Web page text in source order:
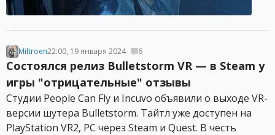
Miltroen22:00, 19 января 2024 6
Состоялся релиз Bulletstorm VR — в Steam у
игры "отрицательные" отзывы
Студии People Can Fly и Incuvo объявили о выходе VR-
версии шутера Bulletstorm. Тайтл уже доступен на
PlayStation VR2, PC через Steam и Quest. В честь